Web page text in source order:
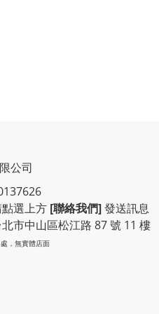
公司
選上方 [聯絡我們]發送訊息
市中山區松江路 87 號 11 樓
，無實體店面